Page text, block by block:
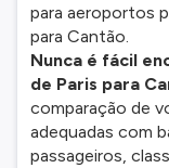
para aeroportos
para Cantão.
Nunca é fácil
de Paris para
comparação de
adequadas com
passageiros,